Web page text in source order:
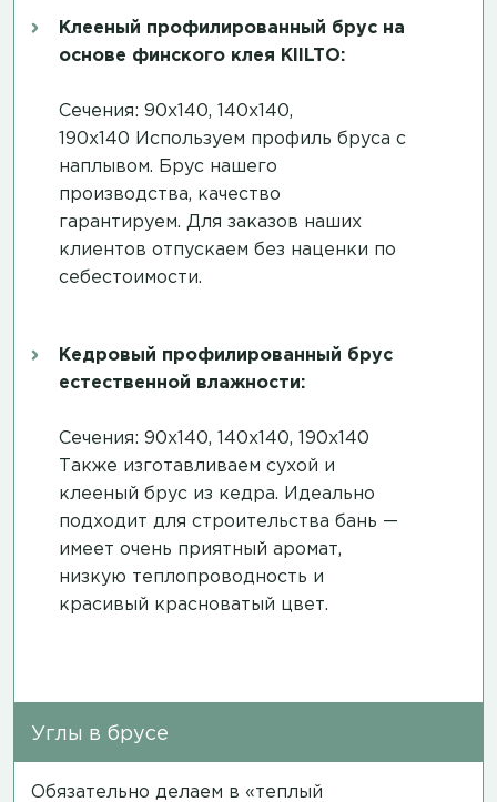
Клееный профилированный брус на
основе финского клея KIILTO:
Сечения: 90х140, 140х140,
190х140 Используем профиль бруса с
наплывом. Брус нашего
производства, качество
гарантируем. Для заказов наших
клиентов отпускаем без наценки по
себестоимости.
Кедровый профилированный брус
естественной влажности:
Сечения: 90х140, 140х140, 190х140
Также изготавливаем сухой и
клееный брус из кедра. Идеально
подходит для строительства бань —
имеет очень приятный аромат,
низкую теплопроводность и
красивый красноватый цвет.
Углы в брусе
Обязательно делаем в «теплый